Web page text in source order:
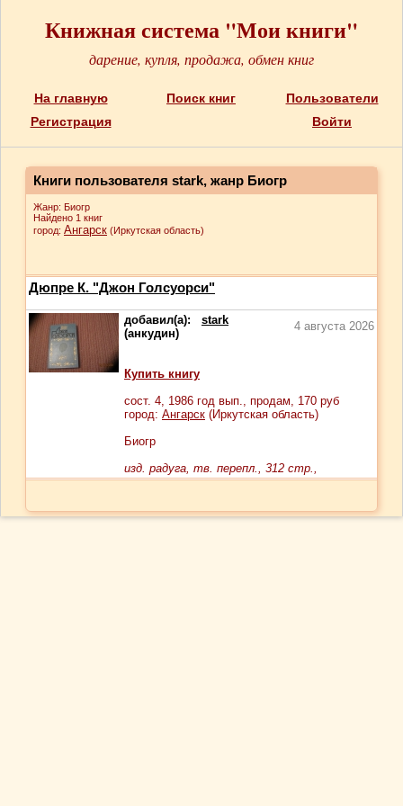
Книжная система "Мои книги"
дарение, купля, продажа, обмен книг
На главную Поиск книг
Пользователи
Регистрация
Войти
Книги пользователя stark, жанр Биогр
Жанр: Биогр
Найдено 1 книг
город: Ангарск (Иркутская область)
Дюпре К. "Джон Голсуорси"
добавил(а): stark
(анкудин)
4 августа 2026
Купить книгу
сост. 4, 1986 год вып., продам, 170 руб
город: Ангарск (Иркутская область)
Биогр
изд. радуга, тв. перепл., 312 стр.,